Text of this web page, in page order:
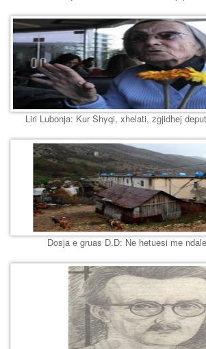
Liri Lubonja: Kur Shyqi, xhelati, zgjidhej
Dosja e gruas D.D: Ne hetuesi me